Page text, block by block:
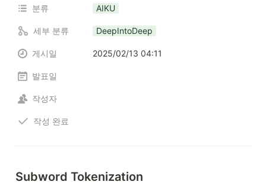
분류 AIKU
세부 분류 DeepIntoDeep
게시일 2025/02/13 04:11
발표일
작성자
작성 완료
Subword Tokenization